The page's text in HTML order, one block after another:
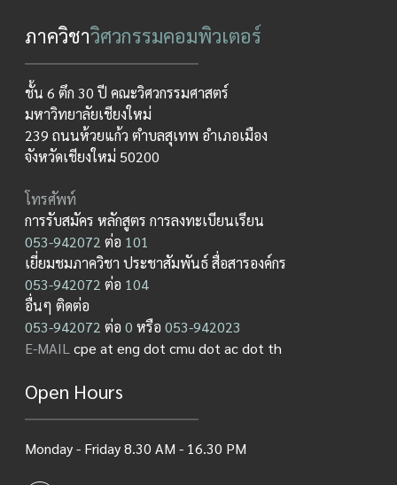
ภาควิชาวิศวกรรมคอมพิวเตอร์
ชั้น 6 ตึก 30 ปี คณะวิศวกรรมศาสตร์
มหาวิทยาลัยเชียงใหม่
239 ถนนห้วยแก้ว ตำบลสุเทพ อำเภอเมือง
จังหวัดเชียงใหม่ 50200
โทรศัพท์
การรับสมัคร หลักสูตร การลงทะเบียนเรียน
053-942072 ต่อ 101
เยี่ยมชมภาควิชา ประชาสัมพันธ์ สื่อสารองค์กร
053-942072 ต่อ 104
อื่นๆ ติดต่อ
053-942072 ต่อ0 หรือ053-942023
E-MAILcpe at eng dot cmu dot ac dot th
Open Hours
Monday - Friday 8.30 AM - 16.30 PM